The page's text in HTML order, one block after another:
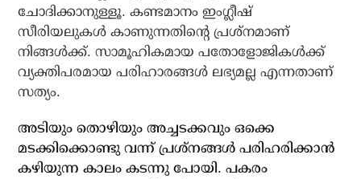
ചോദിക്കാനുള്ളൂ. കണ്ടമാനം ഇംഗ്ലീഷ്
സീരിയലുകൾ കാണുന്നതിന്റെ പ്രശ്നമാണ്
നിങ്ങൾക്ക്. സാമൂഹികമായ പതോളോജികൾക്ക്
വ്യക്തിപരമായ പരിഹാരങ്ങൾ ലഭ്യമല്ല എന്നതാണ്
സത്യം.
അടിയും തൊഴിയും അച്ചടക്കവും ഒക്കെ
മടക്കിക്കൊണ്ടു വന്ന് പ്രശ്നങ്ങൾ പരിഹരിക്കാൻ
കഴിയുന്ന കാലം കടന്നു പോയി. പകരം